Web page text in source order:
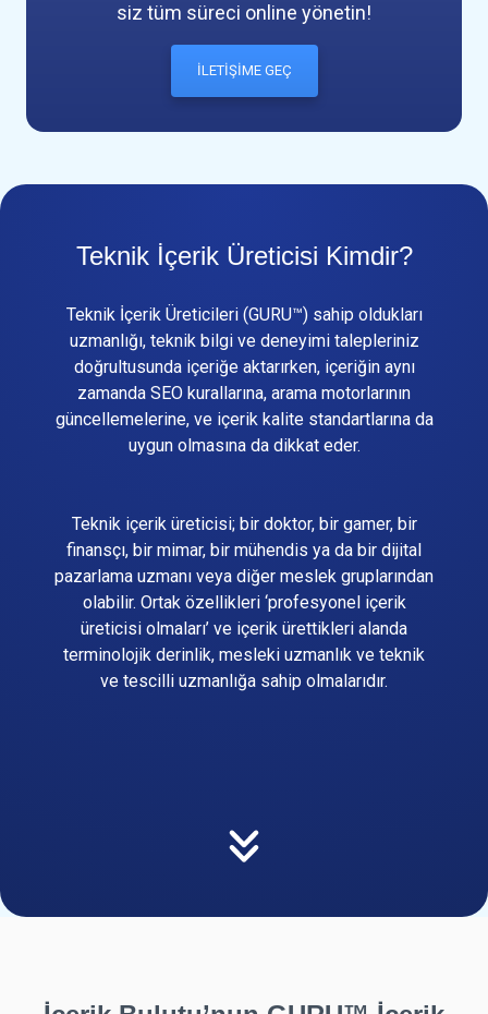
siz tüm süreci online yönetin!
İLETİŞİME GEÇ
Teknik İçerik Üreticisi Kimdir?
Teknik İçerik Üreticileri (GURU™) sahip oldukları
uzmanlığı, teknik bilgi ve deneyimi talepleriniz
doğrultusunda içeriğe aktarırken, içeriğin aynı
zamanda SEO kurallarına, arama motorlarının
güncellemelerine, ve içerik kalite standartlarına da
uygun olmasına da dikkat eder.
Teknik içerik üreticisi; bir doktor, bir gamer, bir
finansçı, bir mimar, bir mühendis ya da bir dijital
pazarlama uzmanı veya diğer meslek gruplarından
olabilir. Ortak özellikleri ‘profesyonel içerik
üreticisi olmaları’ ve içerik ürettikleri alanda
terminolojik derinlik, mesleki uzmanlık ve teknik
ve tescilli uzmanlığa sahip olmalarıdır.